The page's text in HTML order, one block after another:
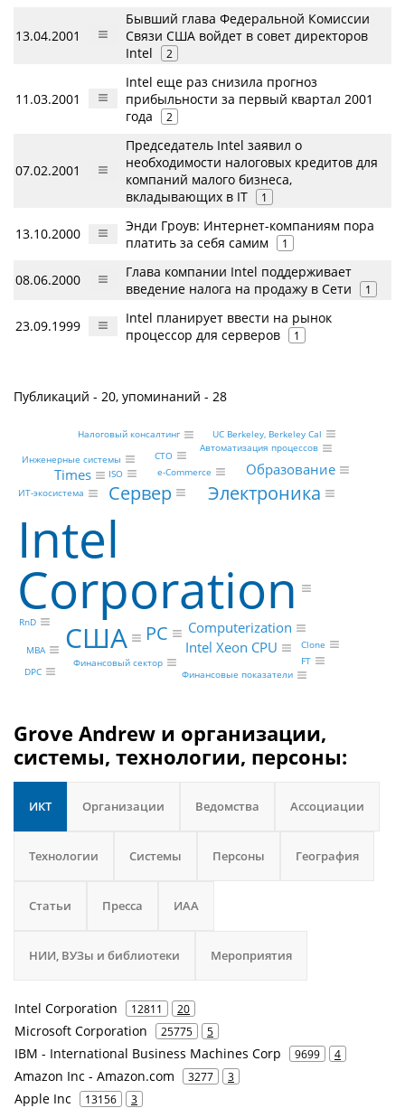
13.04.2001
Бывший глава Федеральной Комиссии
Связи США войдет в совет директоров
Intel
2
11.03.2001
Intel еще раз снизила прогноз
прибыльности за первый квартал 2001
года
2
07.02.2001
Председатель Intel заявил о
необходимости налоговых кредитов для
компаний малого бизнеса,
вкладывающих в IT
1
13.10.2000
Энди Гроув: Интернет-компаниям пора
платить за себя самим
1
08.06.2000
Глава компании Intel поддерживает
введение налога на продажу в Сети
1
23.09.1999
Intel планирует ввести на рынок
процессор для серверов
1
Публикаций - 20, упоминаний - 28
Intel
Corporation
США
Электроника
Сервер
PC
Computerization
Intel Xeon CPU
Образование
Times
ИТ-экосистема
Автоматизация процессов
e-Commerce
Clone
Инженерные системы CTO
RnD
MBA
Финансовый сектор
Налоговый консалтинг
Финансовые показатели
FT
UC Berkeley, Berkeley Cal
DPC
ISO
Grove Andrew и организации,
системы, технологии, персоны:
ИКТ Организации Ведомства Ассоциации
Технологии Системы Персоны География
Статьи Пресса ИАА
НИИ, ВУЗы и библиотеки Мероприятия
Intel Corporation 12811 20
Microsoft Corporation 25775 5
IBM - International Business Machines Corp 9699 4
Amazon Inc - Amazon.com 3277 3
Apple Inc 13156 3